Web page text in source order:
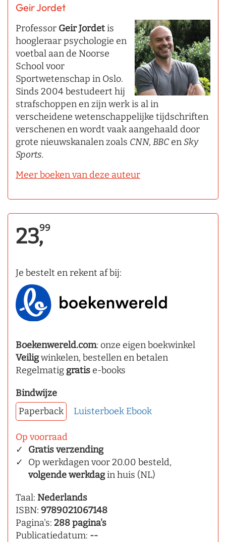
Geir Jordet
Professor Geir Jordetis
hoogleraar psychologie en
voetbal aan de Noorse
School voor
Sportwetenschap in Oslo.
Sinds 2004 bestudeert hij
strafschoppen en zijn werk is al in
verscheidene wetenschappelijke tijdschriften
verschenen en wordt vaak aangehaald door
grote nieuwskanalen zoals CNN, BBCenSky
Sports.
Meer boeken van deze auteur
23,99
Je bestelt en rekent af bij:
Boekenwereld.com: onze eigen boekwinkel
Veiligwinkelen, bestellen en betalen
Regelmatig gratise-books
Bindwijze
Paperback
Luisterboek Ebook
Op voorraad
Gratis verzending
Op werkdagen voor 20.00 besteld,
volgende werkdagin huis (NL)
Taal: Nederlands
ISBN: 9789021067148
Pagina's: 288 pagina's
Publicatiedatum: --